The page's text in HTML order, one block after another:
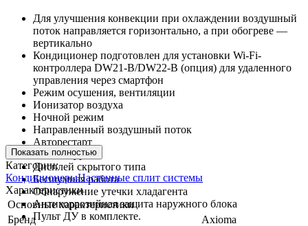
Для улучшения конвекции при охлаждении воздушный
поток направляется горизонтально, а при обогреве —
вертикально
Кондиционер подготовлен для установки Wi-Fi-
контроллера DW21-B/DW22-B (опция) для удаленного
управления через смартфон
Режим осушения, вентиляции
Ионизатор воздуха
Ночной режим
Направленный воздушный поток
Авторестарт
Режим Турбо
Дисплей скрытого типа
Бесшумная работа
Обнаружение утечки хладагента
Антикоррозийная защита наружного блока
Пульт ДУ в комплекте.
Показать полностью
Категории:
КондиционерыНастенные сплит системы
Характеристики
Основные характеристики
Бренд
Axioma